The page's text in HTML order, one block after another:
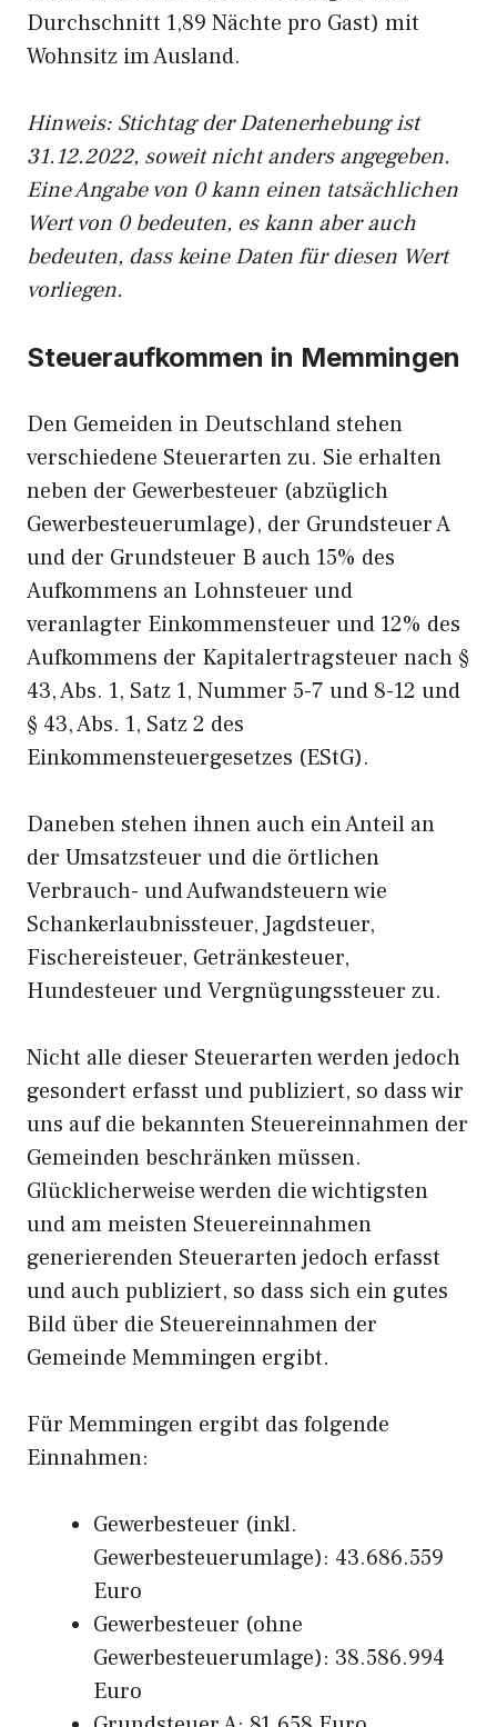
Durchschnitt 1,89 Nächte pro Gast) mit
Wohnsitz im Ausland.
Hinweis: Stichtag der Datenerhebung ist
31.12.2022, soweit nicht anders angegeben.
Eine Angabe von 0 kann einen tatsächlichen
Wert von 0 bedeuten, es kann aber auch
bedeuten, dass keine Daten für diesen Wert
vorliegen.
Steueraufkommen in Memmingen
Den Gemeiden in Deutschland stehen
verschiedene Steuerarten zu. Sie erhalten
neben der Gewerbesteuer (abzüglich
Gewerbesteuerumlage), der Grundsteuer A
und der Grundsteuer B auch 15% des
Aufkommens an Lohnsteuer und
veranlagter Einkommensteuer und 12% des
Aufkommens der Kapitalertragsteuer nach §
43, Abs. 1, Satz 1, Nummer 5-7 und 8-12 und
§ 43, Abs. 1, Satz 2 des
Einkommensteuergesetzes (EStG).
Daneben stehen ihnen auch ein Anteil an
der Umsatzsteuer und die örtlichen
Verbrauch- und Aufwandsteuern wie
Schankerlaubnissteuer, Jagdsteuer,
Fischereisteuer, Getränkesteuer,
Hundesteuer und Vergnügungssteuer zu.
Nicht alle dieser Steuerarten werden jedoch
gesondert erfasst und publiziert, so dass wir
uns auf die bekannten Steuereinnahmen der
Gemeinden beschränken müssen.
Glücklicherweise werden die wichtigsten
und am meisten Steuereinnahmen
generierenden Steuerarten jedoch erfasst
und auch publiziert, so dass sich ein gutes
Bild über die Steuereinnahmen der
Gemeinde Memmingen ergibt.
Für Memmingen ergibt das folgende
Einnahmen:
Gewerbesteuer (inkl.
Gewerbesteuerumlage): 43.686.559
Euro
Gewerbesteuer (ohne
Gewerbesteuerumlage): 38.586.994
Euro